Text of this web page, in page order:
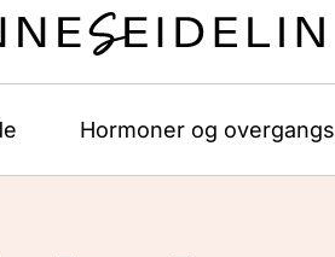
Hormoner og